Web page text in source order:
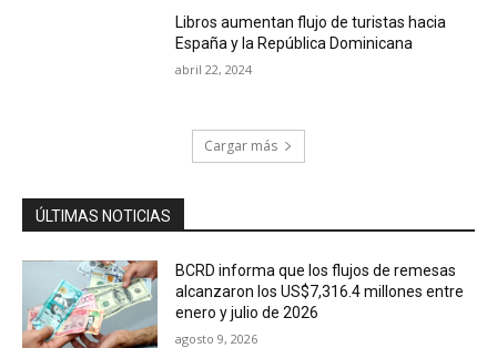
Libros aumentan flujo de turistas hacia
España y la República Dominicana
abril 22, 2024
Cargar más
ÚLTIMAS NOTICIAS
BCRD informa que los flujos de remesas
alcanzaron los US$7,316.4 millones entre
enero y julio de 2026
agosto 9, 2026